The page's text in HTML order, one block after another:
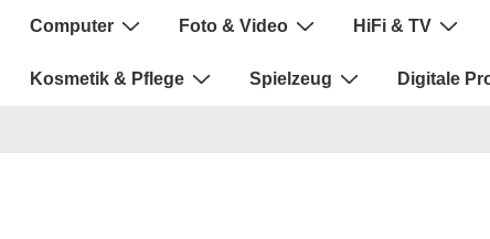
Main
Computer Foto & Video HiFi & TV
Kosmetik & Pflege Spielzeug Digitale